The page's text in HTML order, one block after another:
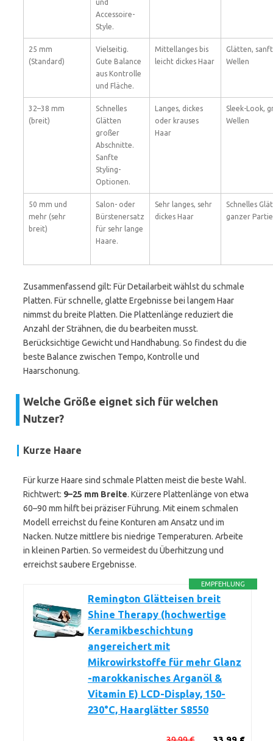
und
Accessoire-
Style.
25 mm
(Standard)
Vielseitig.
Gute Balance
aus Kontrolle
und Fläche.
Mittellanges bis
leicht dickes Haar
Glätten,
Wellen
32–38 mm
(breit)
Schnelles
Glätten
großer
Abschnitte.
Sanfte
Styling-
Optionen.
Langes, dickes
oder krauses
Haar
Sleek-Look,
Wellen
50 mm und
mehr (sehr
breit)
Salon- oder
Bürstenersatz
für sehr lange
Haare.
Sehr langes, sehr
dickes Haar
Schnelles
ganzer
Zusammenfassend gilt: Für Detailarbeit wählst du schmale
Platten. Für schnelle, glatte Ergebnisse bei langem Haar
nimmst du breite Platten. Die Plattenlänge reduziert die
Anzahl der Strähnen, die du bearbeiten musst.
Berücksichtige Gewicht und Handhabung. So findest du die
beste Balance zwischen Tempo, Kontrolle und
Haarschonung.
Welche Größe eignet sich für welchen
Nutzer?
Kurze Haare
Für kurze Haare sind schmale Platten meist die beste Wahl.
Richtwert: 9–25 mm Breite. Kürzere Plattenlänge von etwa
60–90 mm hilft bei präziser Führung. Mit einem schmalen
Modell erreichst du feine Konturen am Ansatz und im
Nacken. Nutze mittlere bis niedrige Temperaturen. Arbeite
in kleinen Partien. So vermeidest du Überhitzung und
erreichst saubere Ergebnisse.
EMPFEHLUNG
Remington Glätteisen breit
Shine Therapy (hochwertige
Keramikbeschichtung
angereichert mit
Mikrowirkstoffe für mehr Glanz
-marokkanisches Arganöl &
Vitamin E) LCD-Display, 150-
230°C, Haarglätter S8550